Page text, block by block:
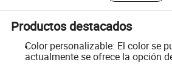
Productos destacados
Color personalizable: El color se
actualmente se ofrece la opción